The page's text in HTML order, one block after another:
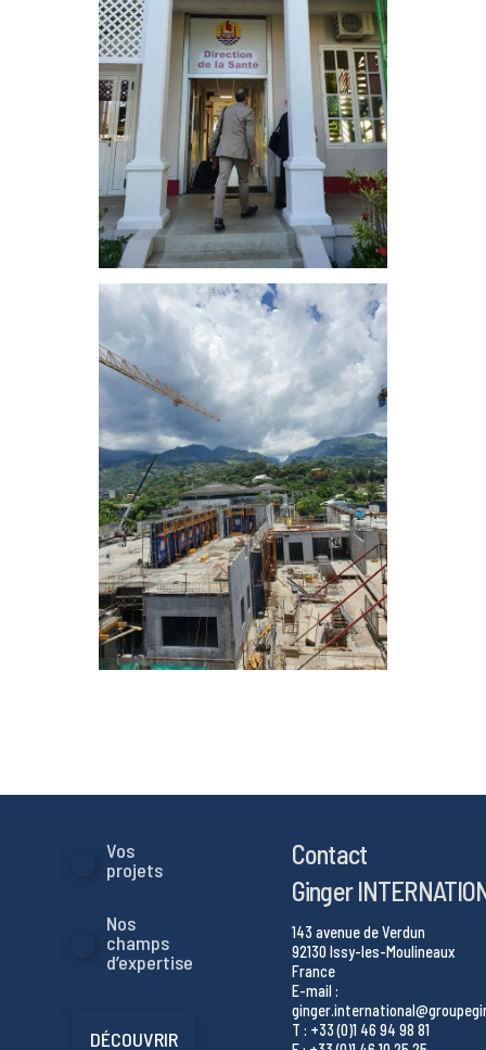
Vos
projets
Nos
champs
d’expertise
DÉCOUVRIR
Contact
Ginger
143 avenue de Verdun
92130 Issy-les-Moulineaux
France
E-mail :
T : +33 (0)1 46 94 98 81